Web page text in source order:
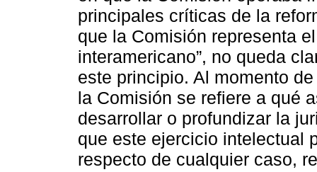
principales críticas de la
que la Comisión representa
interamericano”, no queda
este principio. Al momento
la Comisión se refiere a qué
desarrollar o profundizar la
que este ejercicio intelectual
respecto de cualquier caso,